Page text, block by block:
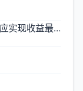
如何把握大盘、板块与个股的联动效应实现收益最大化？